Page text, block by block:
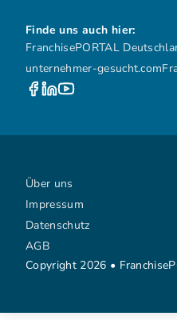
Finde uns auch hier:
FranchisePORTAL
unternehmer-gesucht.com
Copyright 2026 •
Über uns
Impressum
Datenschutz
AGB